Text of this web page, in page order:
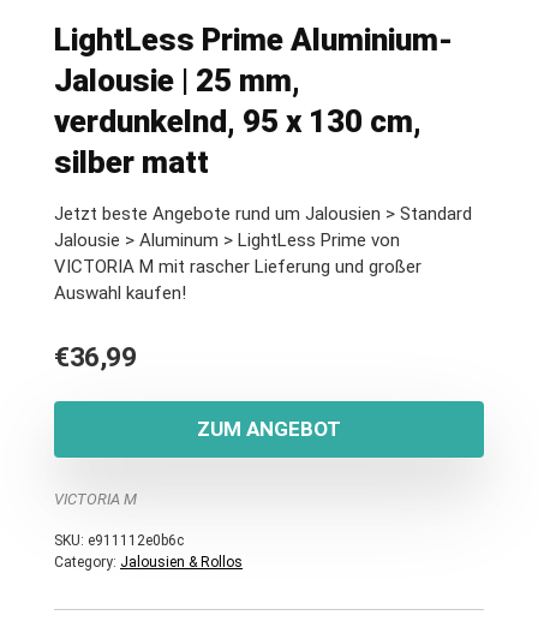
LightLess Prime Aluminium-
Jalousie | 25 mm,
verdunkelnd, 95 x 130 cm,
silber matt
Jetzt beste Angebote rund um Jalousien > Standard
Jalousie > Aluminum > LightLess Prime von
VICTORIA M mit rascher Lieferung und großer
Auswahl kaufen!
€36,99
ZUM ANGEBOT
VICTORIA M
SKU: e911112e0b6c
Category: Jalousien & Rollos